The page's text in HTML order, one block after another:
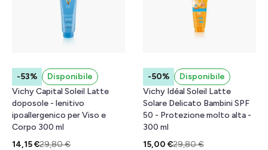
-53%
Disponibile
Vichy Capital Soleil Latte
doposole - lenitivo
ipoallergenico per Viso e
Corpo 300 ml
14,15 €29,80 €
-50%
Disponibile
Vichy Idéal Soleil Latte
Solare Delicato Bambini SPF
50 - Protezione molto alta -
300 ml
15,00 €29,80 €